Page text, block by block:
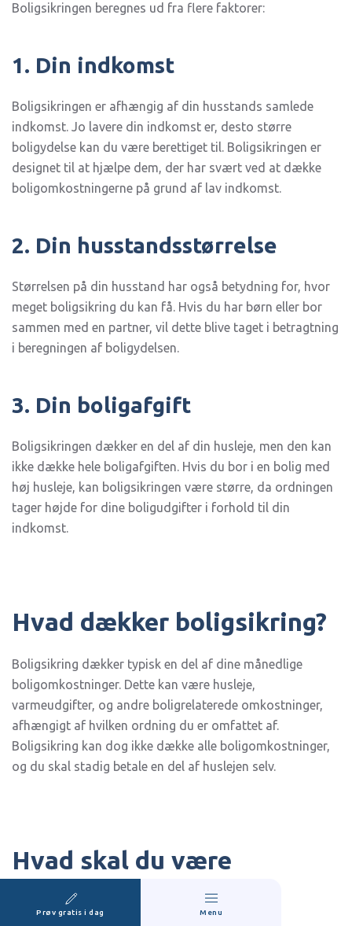
Boligsikringen beregnes ud fra flere faktorer:
1. Din indkomst
Boligsikringen er afhængig af din husstands samlede
indkomst. Jo lavere din indkomst er, desto større
boligydelse kan du være berettiget til. Boligsikringen er
designet til at hjælpe dem, der har svært ved at dække
boligomkostningerne på grund af lav indkomst.
2. Din husstandsstørrelse
Størrelsen på din husstand har også betydning for, hvor
meget boligsikring du kan få. Hvis du har børn eller bor
sammen med en partner, vil dette blive taget i betragtning
i beregningen af boligydelsen.
3. Din boligafgift
Boligsikringen dækker en del af din husleje, men den kan
ikke dække hele boligafgiften. Hvis du bor i en bolig med
høj husleje, kan boligsikringen være større, da ordningen
tager højde for dine boligudgifter i forhold til din
indkomst.
Hvad dækker boligsikring?
Boligsikring dækker typisk en del af dine månedlige
boligomkostninger. Dette kan være husleje,
varmeudgifter, og andre boligrelaterede omkostninger,
afhængigt af hvilken ordning du er omfattet af.
Boligsikring kan dog ikke dække alle boligomkostninger,
og du skal stadig betale en del af huslejen selv.
Hvad skal du være
opmærksom på?
Prøv gratis i dag Menu